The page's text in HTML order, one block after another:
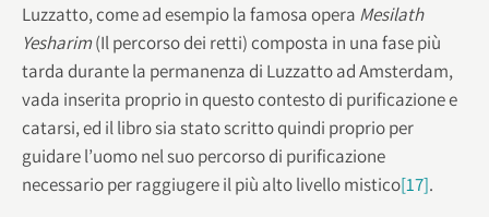
Luzzatto, come ad esempio la famosa opera Mesilath
Yesharim(Il percorso dei retti) composta in una fase più
tarda durante la permanenza di Luzzatto ad Amsterdam,
vada inserita proprio in questo contesto di purificazione e
catarsi, ed il libro sia stato scritto quindi proprio per
guidare l’uomo nel suo percorso di purificazione
necessario per raggiugere il più alto livello mistico[17].